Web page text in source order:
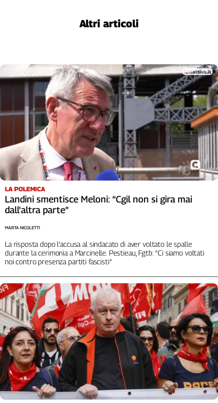
redazione
Newsletter
Social
Altri articoli
LA POLEMICA
Landini smentisce Meloni: “Cgil non si gira mai
dall'altra parte”
La risposta dopo l’accusa al sindacato di aver voltato le spalle
durante la cerimonia a Marcinelle. Pestieau, Fgtb: “Ci siamo voltati
noi contro presenza partiti fascisti”
MARTA NICOLETTI